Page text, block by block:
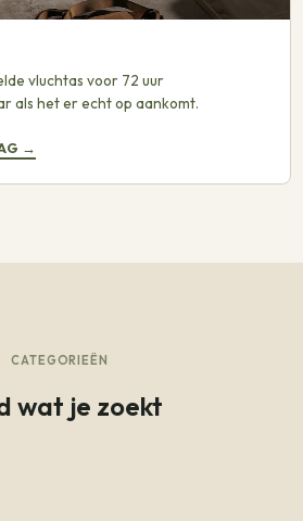
vluchtas voor 72 uur
als het er echt op aankomt.
→
CATEGORIEËN
wat je zoekt